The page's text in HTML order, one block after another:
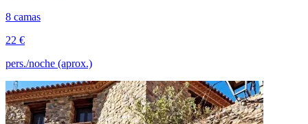
8 camas
22 €
pers./noche (aprox.)